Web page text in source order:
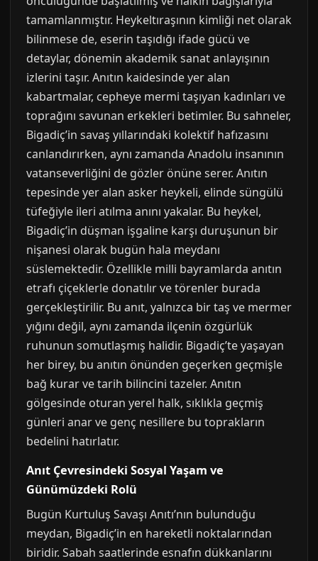
tamamlanmıştır. Heykeltıraşının kimliği net olarak
bilinmese de, eserin taşıdığı ifade gücü ve
detaylar, dönemin akademik sanat anlayışının
izlerini taşır. Anıtın kaidesinde yer alan
kabartmalar, cepheye mermi taşıyan kadınları ve
toprağını savunan erkekleri betimler. Bu sahneler,
Bigadiç’in savaş yıllarındaki kolektif hafızasını
canlandırırken, aynı zamanda Anadolu insanının
vatanseverliğini de gözler önüne serer. Anıtın
tepesinde yer alan asker heykeli, elinde süngülü
tüfeğiyle ileri atılma anını yakalar. Bu heykel,
Bigadiç’in düşman işgaline karşı duruşunun bir
nişanesi olarak bugün hala meydanı
süslemektedir. Özellikle milli bayramlarda anıtın
etrafı çiçeklerle donatılır ve törenler burada
gerçekleştirilir. Bu anıt, yalnızca bir taş ve mermer
yığını değil, aynı zamanda ilçenin özgürlük
ruhunun somutlaşmış halidir. Bigadiç’te yaşayan
her birey, bu anıtın önünden geçerken geçmişle
bağ kurar ve tarih bilincini tazeler. Anıtın
gölgesinde oturan yerel halk, sıklıkla geçmiş
günleri anar ve genç nesillere bu toprakların
bedelini hatırlatır.
Anıt Çevresindeki Sosyal Yaşam ve
Günümüzdeki Rolü
Bugün Kurtuluş Savaşı Anıtı’nın bulunduğu
meydan, Bigadiç’in en hareketli noktalarından
biridir. Sabah saatlerinde esnafın dükkanlarını